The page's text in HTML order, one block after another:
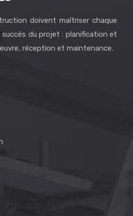
doivent maîtriser chaque
du projet : planification et
réception et maintenance.